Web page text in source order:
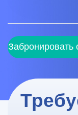
Забронировать